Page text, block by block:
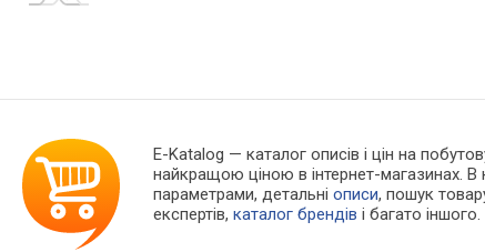
E-Katalog — каталог описів і цін на
найкращою ціною в інтернет-магазинах.
параметрами, детальніописи, пошук
експертів,каталог брендів і багато